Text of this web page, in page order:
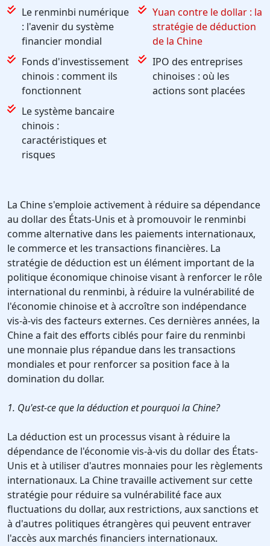
Le renminbi numérique
: l'avenir du système
financier mondial
Yuan contre le dollar : la
stratégie de déduction
de la Chine
Fonds d'investissement
chinois : comment ils
fonctionnent
IPO des entreprises
chinoises : où les
actions sont placées
Le système bancaire
chinois :
caractéristiques et
risques
La Chine s'emploie activement à réduire sa dépendance
au dollar des États-Unis et à promouvoir le renminbi
comme alternative dans les paiements internationaux,
le commerce et les transactions financières. La
stratégie de déduction est un élément important de la
politique économique chinoise visant à renforcer le rôle
international du renminbi, à réduire la vulnérabilité de
l'économie chinoise et à accroître son indépendance
vis-à-vis des facteurs externes. Ces dernières années, la
Chine a fait des efforts ciblés pour faire du renminbi
une monnaie plus répandue dans les transactions
mondiales et pour renforcer sa position face à la
domination du dollar.
1. Qu'est-ce que la déduction et pourquoi la Chine?
La déduction est un processus visant à réduire la
dépendance de l'économie vis-à-vis du dollar des États-
Unis et à utiliser d'autres monnaies pour les règlements
internationaux. La Chine travaille activement sur cette
stratégie pour réduire sa vulnérabilité face aux
fluctuations du dollar, aux restrictions, aux sanctions et
à d'autres politiques étrangères qui peuvent entraver
l'accès aux marchés financiers internationaux.